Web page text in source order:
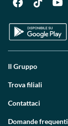
Il Gruppo
Trova filiali
Contattaci
Domande frequenti